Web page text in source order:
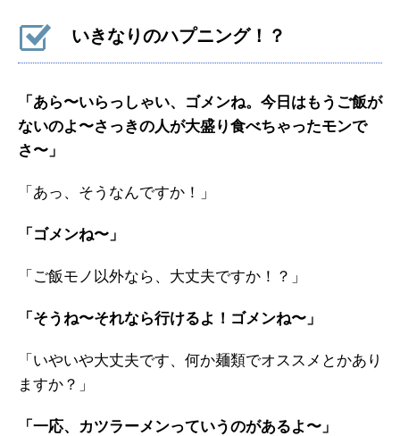
いきなりのハプニング！？
「あら〜いらっしゃい、ゴメンね。今日はもうご飯が
ないのよ〜さっきの人が大盛り食べちゃったモンで
さ〜」
「あっ、そうなんですか！」
「ゴメンね〜」
「ご飯モノ以外なら、大丈夫ですか！？」
「そうね〜それなら行けるよ！ゴメンね〜」
「いやいや大丈夫です、何か麺類でオススメとかあり
ますか？」
「一応、カツラーメンっていうのがあるよ〜」